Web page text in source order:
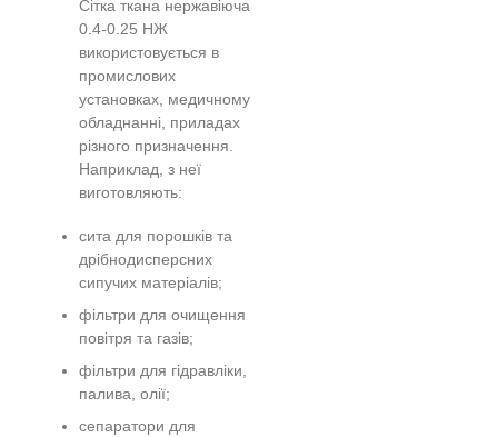
Сітка ткана нержавіюча
0.4-0.25 НЖ
використовується в
промислових
установках, медичному
обладнанні, приладах
різного призначення.
Наприклад, з неї
виготовляють:
сита для порошків та
дрібнодисперсних
сипучих матеріалів;
фільтри для очищення
повітря та газів;
фільтри для гідравліки,
палива, олії;
сепаратори для